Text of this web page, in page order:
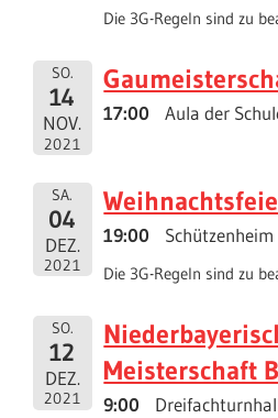
Die 3G-Regeln sind zu
SO.
14
NOV.
2021
17:00 Aula der
SA.
04
DEZ.
2021
19:00
Die 3G-Regeln sind zu
SO.
12
DEZ.
2021
Meisterschaft
9:00